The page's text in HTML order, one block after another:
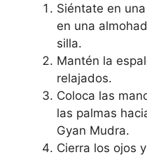
Siéntate en
en una
silla.
Mantén la
relajados.
Coloca las
las palmas
Gyan Mudra.
Cierra los ojos